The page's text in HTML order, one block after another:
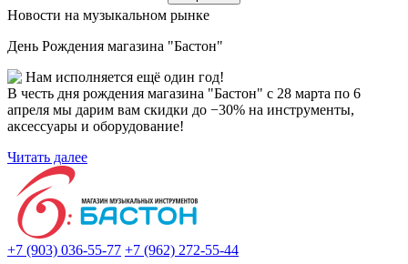
Новости на музыкальном рынке
День Рождения магазина "Бастон"
Нам исполняется ещё один год!
В честь дня рождения магазина "Бастон" с 28 марта по 6
апреля мы дарим вам скидки до −30% на инструменты,
аксессуары и оборудование!
Читать далее
+7 (903) 036-55-77 +7 (962) 272-55-44